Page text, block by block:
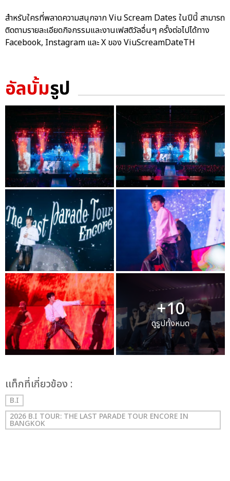
สำหรับใครที่พลาดความสนุกจาก Viu Scream Dates ในปีนี้ สามารถ
ติดตามรายละเอียดกิจกรรมและงานเฟสติวัลอื่นๆ ครั้งต่อไปได้ทาง
Facebook, Instagram และ X ของ ViuScreamDateTH
อัลบั้มรูป
+10
ดูรูปทั้งหมด
เเท็กที่เกี่ยวข้อง :
B.I
2026 B.I TOUR: THE LAST PARADE TOUR ENCORE IN
BANGKOK